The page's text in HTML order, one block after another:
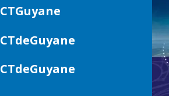
CTGuyane
CTdeGuyane
CTdeGuyane